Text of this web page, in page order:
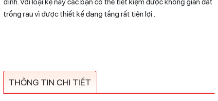
trồng rau vì được thiết kế dạng tầng rất tiện lợi .
THÔNG TIN CHI TIẾT